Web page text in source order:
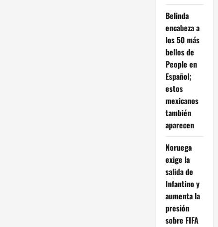
Belinda
encabeza a
los 50 más
bellos de
People en
Español;
estos
mexicanos
también
aparecen
Noruega
exige la
salida de
Infantino y
aumenta la
presión
sobre FIFA